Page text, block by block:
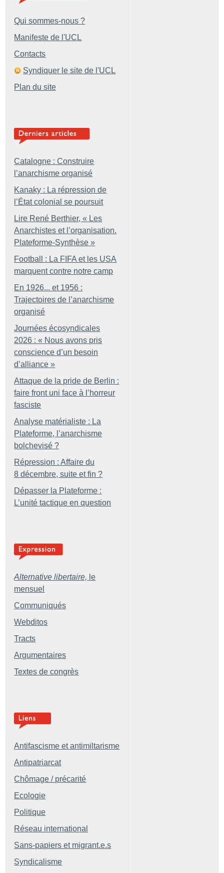
Qui sommes-nous ?
Manifeste de l'UCL
Contacts
Syndiquer le site de l'UCL
Plan du site
Catalogne : Construire
l’anarchisme organisé
Kanaky : La répression de
l’État colonial se poursuit
Lire René Berthier, « Les
Anarchistes et l’organisation.
Plateforme-Synthèse »
Football : La FIFA et les USA
marquent contre notre camp
En 1926... et 1956 :
Trajectoires de l’anarchisme
organisé
Journées écosyndicales
2026 : « Nous avons pris
conscience d’un besoin
d’alliance »
Attaque de la pride de Berlin :
faire front uni face à l’horreur
fasciste
Analyse matérialiste : La
Plateforme, l’anarchisme
bolchevisé ?
Répression : Affaire du
8 décembre, suite et fin ?
Dépasser la Plateforme :
L’unité tactique en question
Alternative libertaire, le
mensuel
Communiqués
Webditos
Tracts
Argumentaires
Textes de congrès
Antifascisme et antimiltarisme
Antipatriarcat
Chômage / précarité
Ecologie
Politique
Réseau international
Sans-papiers et migrant.e.s
Syndicalisme